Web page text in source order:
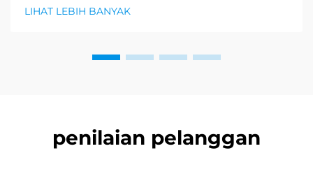
relaksasi sedang muncul. Pengedar sudah
LIHAT LEBIH BANYAK
penilaian pelanggan